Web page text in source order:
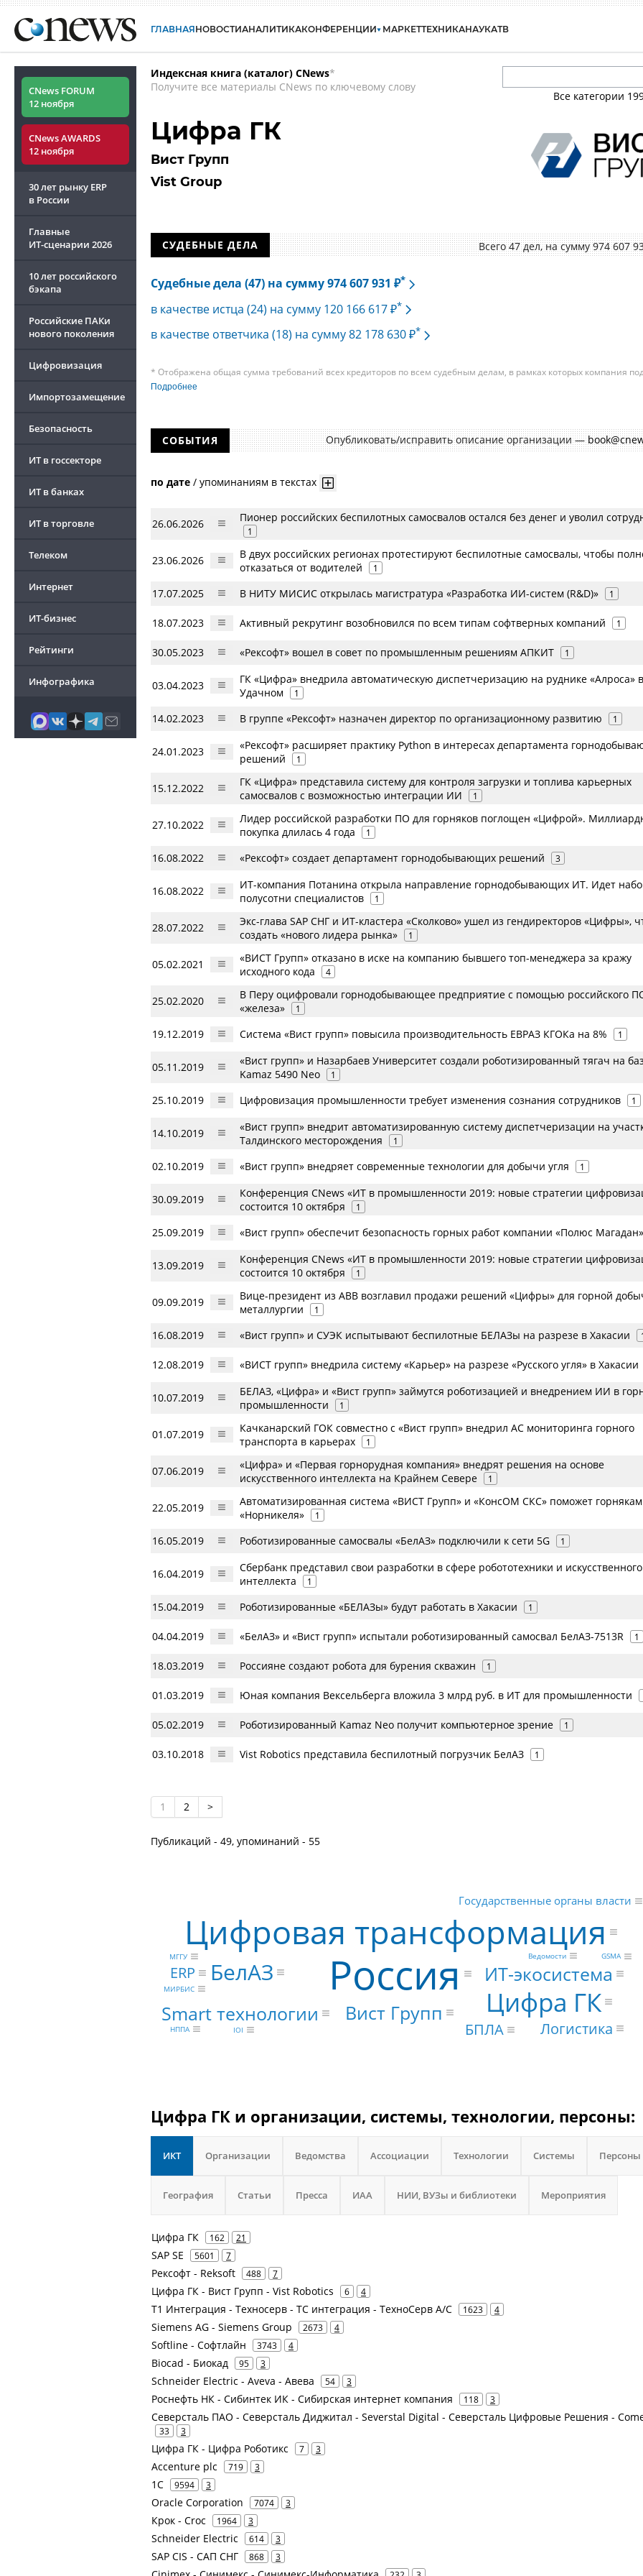
ГЛАВНАЯНОВОСТИАНАЛИТИКАКОНФЕРЕНЦИИ МАРКЕТТЕХНИКАНАУКАТВ
CNews FORUM
12 ноября
CNews AWARDS
12 ноября
30 лет рынку ERP
в России
Главные
ИТ-сценарии 2026
10 лет российского
бэкапа
Российские ПАКи
нового поколения
Цифровизация
Импортозамещение
Безопасность
ИТ в госсекторе
ИТ в банках
ИТ в торговле
Телеком
Интернет
ИТ-бизнес
Рейтинги
Инфографика
Индексная книга (каталог) CNews*
Получите все материалы CNews по ключевому слову
Все категории
Цифра ГК
Вист Групп
Vist Group
СУДЕБНЫЕ ДЕЛА Всего 47 дел, на cумму 974 607
Судебные дела (47) на сумму 974 607 931 ₽*
в качестве истца (24) на сумму 120 166 617 ₽*
в качестве ответчика (18) на сумму 82 178 630 ₽*
* Отображена общая сумма требований всех кредиторов по всем судебным делам, в рамках которых компания
требования к своим должникам — организациям. При этом, общая сумма требований всех кредиторов по делу
Подробнее
СОБЫТИЯ Опубликовать/исправить описание организации —
по дате / упоминаниям в текстах
26.06.2026 Пионер российских беспилотных самосвалов остался без денег и уволил
1
23.06.2026
В двух российских регионах протестируют беспилотные самосвалы, чтобы
отказаться от водителей
1
17.07.2025 В НИТУ МИСИС открылась магистратура «Разработка ИИ-систем (R&D)» 1
18.07.2023 Активный рекрутинг возобновился по всем типам софтверных компаний 1
30.05.2023 «Рексофт» вошел в совет по промышленным решениям АПКИТ 1
03.04.2023
ГК «Цифра» внедрила автоматическую диспетчеризацию на руднике «Алроса» в
Удачном
1
14.02.2023 В группе «Рексофт» назначен директор по организационному развитию 1
24.01.2023
«Рексофт» расширяет практику Python в интересах департамента
решений
1
15.12.2022
ГК «Цифра» представила систему для контроля загрузки и топлива карьерных
самосвалов с возможностью интеграции ИИ
1
27.10.2022
Лидер российской разработки ПО для горняков поглощен «Цифрой».
покупка длилась 4 года
1
16.08.2022 «Рексофт» создает департамент горнодобывающих решений 3
16.08.2022
ИТ-компания Потанина открыла направление горнодобывающих ИТ. Идет
полусотни специалистов
1
28.07.2022
Экс-глава SAP СНГ и ИТ-кластера «Сколково» ушел из гендиректоров «Цифры»,
создать «нового лидера рынка»
1
05.02.2021
«ВИСТ Групп» отказано в иске на компанию бывшего топ-менеджера за кражу
исходного кода
4
25.02.2020
В Перу оцифровали горнодобывающее предприятие с помощью российского
«железа»
1
19.12.2019 Система «Вист групп» повысила производительность ЕВРАЗ КГОКа на 8% 1
05.11.2019
«Вист групп» и Назарбаев Университет создали роботизированный тягач на
Kamaz 5490 Neo
1
25.10.2019 Цифровизация промышленности требует изменения сознания сотрудников 1
14.10.2019
«Вист групп» внедрит автоматизированную систему диспетчеризации на
Талдинского месторождения
1
02.10.2019 «Вист групп» внедряет современные технологии для добычи угля 1
30.09.2019
Конференция CNews «ИТ в промышленности 2019: новые стратегии
состоится 10 октября
1
25.09.2019 «Вист групп» обеспечит безопасность горных работ компании «Полюс Магадан»
13.09.2019
Конференция CNews «ИТ в промышленности 2019: новые стратегии
состоится 10 октября
1
09.09.2019
Вице-президент из ABB возглавил продажи решений «Цифры» для горной
металлургии
1
16.08.2019 «Вист групп» и СУЭК испытывают беспилотные БЕЛАЗы на разрезе в Хакасии
12.08.2019 «ВИСТ групп» внедрила систему «Карьер» на разрезе «Русского угля» в Хакасии
10.07.2019
БЕЛАЗ, «Цифра» и «Вист групп» займутся роботизацией и внедрением ИИ в
промышленности
1
01.07.2019
Качканарский ГОК совместно с «Вист групп» внедрил АС мониторинга горного
транспорта в карьерах
1
07.06.2019
«Цифра» и «Первая горнорудная компания» внедрят решения на основе
искусственного интеллекта на Крайнем Севере
1
22.05.2019
Автоматизированная система «ВИСТ Групп» и «КонсОМ СКС» поможет горнякам
«Норникеля»
1
16.05.2019 Роботизированные самосвалы «БелАЗ» подключили к сети 5G 1
16.04.2019
Сбербанк представил свои разработки в сфере робототехники и искусственного
интеллекта
1
15.04.2019 Роботизированные «БЕЛАЗы» будут работать в Хакасии 1
04.04.2019 «БелАЗ» и «Вист групп» испытали роботизированный самосвал БелАЗ-7513R 1
18.03.2019 Россияне создают робота для бурения скважин 1
01.03.2019 Юная компания Вексельберга вложила 3 млрд руб. в ИТ для промышленности
05.02.2019 Роботизированный Kamaz Neo получит компьютерное зрение 1
03.10.2018 Vist Robotics представила беспилотный погрузчик БелАЗ 1
1 2 >
Публикаций - 49, упоминаний - 55
Россия
Цифровая трансформация
Цифра ГК
БелАЗ
Smart технологии
ИТ-экосистема
Вист Групп
БПЛА
ERP
Логистика
Государственные органы власти
Ведомости
МИРБИС
МГГУ GSMA
НППА IOI
Цифра ГК и организации, системы, технологии, персоны:
ИКТ Организации Ведомства Ассоциации Технологии Системы Персоны
География Статьи Пресса ИАА НИИ, ВУЗы и библиотеки Мероприятия
Цифра ГК 162 21
SAP SE 5601 7
Рексофт - Reksoft 488 7
Цифра ГК - Вист Групп - Vist Robotics 6 4
Т1 Интеграция - Техносерв - ТС интеграция - ТехноСерв А/С 1623 4
Siemens AG - Siemens Group 2673 4
Softline - Софтлайн 3743 4
Biocad - Биокад 95 3
Schneider Electric - Aveva - Авева 54 3
Роснефть НК - Сибинтек ИК - Сибирская интернет компания 118 3
Северсталь ПАО - Северсталь Диджитал - Severstal Digital - Северсталь Цифровые Решения -
33 3
Цифра ГК - Цифра Роботикс 7 3
Accenture plc 719 3
1С 9594 3
Oracle Corporation 7074 3
Крок - Croc 1964 3
Schneider Electric 614 3
SAP CIS - САП СНГ 868 3